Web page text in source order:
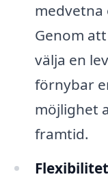
medvetna
Genom att
välja en
förnybar
möjlighet
framtid.